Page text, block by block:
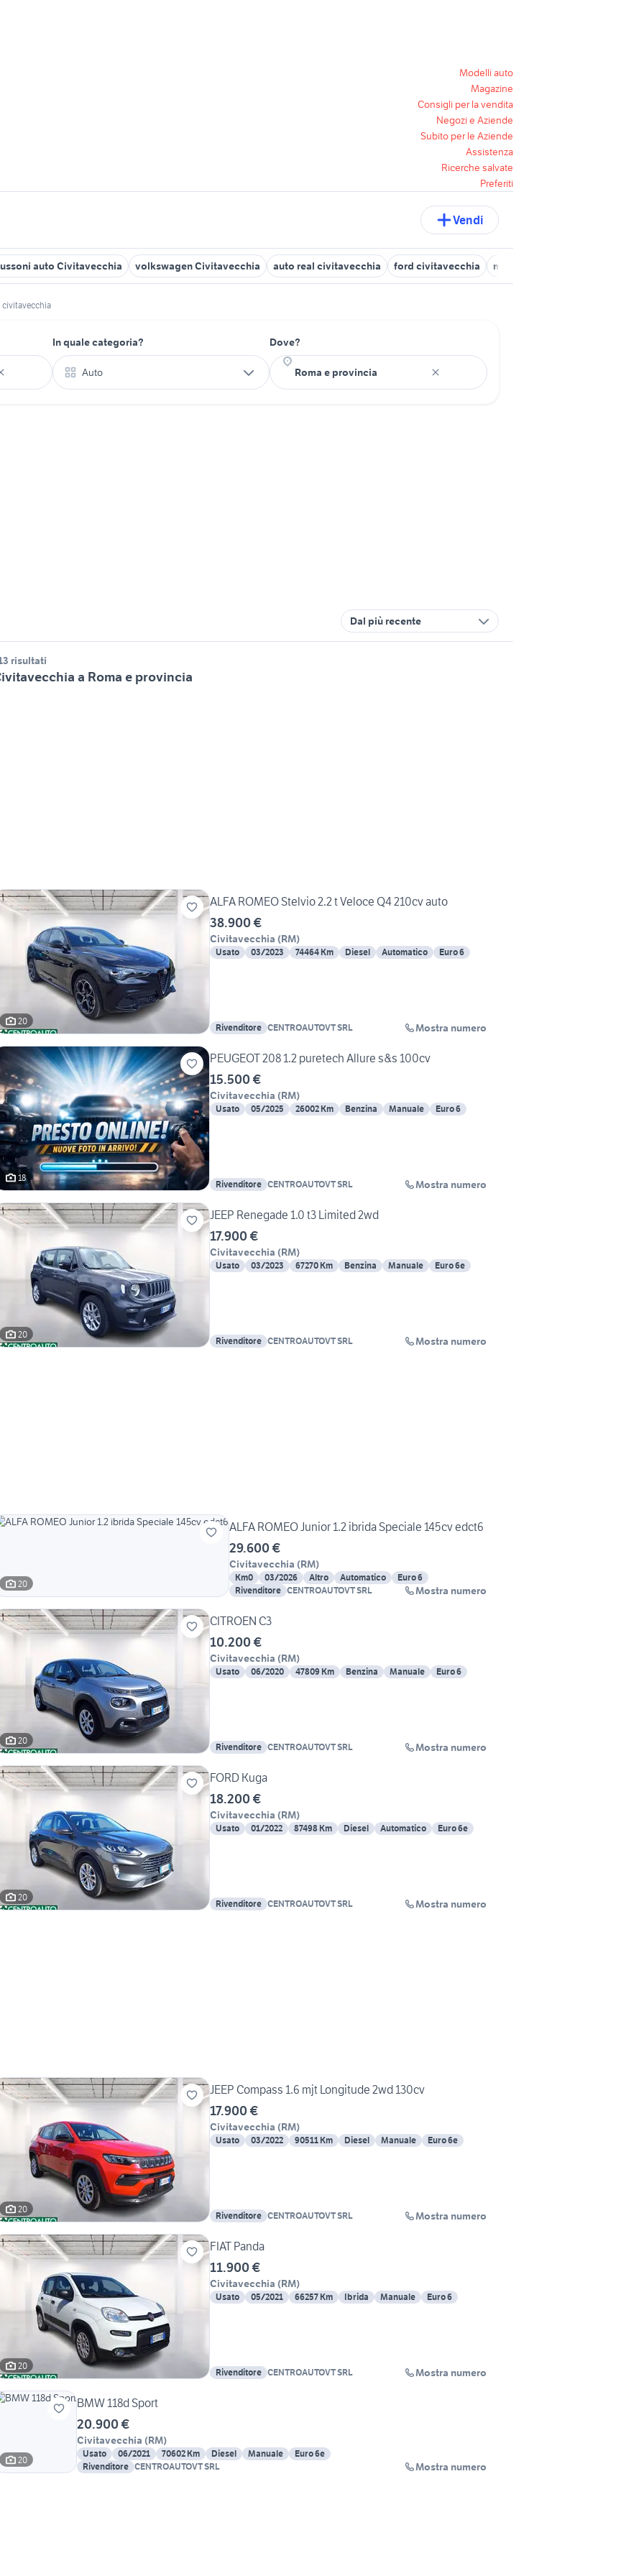
Modelli auto
Magazine
Consigli per la vendita
Negozi e Aziende
Subito per le Aziende
Assistenza
Ricerche salvate
Preferiti
Vendi
auto Civitavecchia volkswagen Civitavecchia auto real civitavecchia ford civitavecchia mussoni civitavecchia
civitavecchia
In quale categoria?
Auto
Dove?
Dal più recente
risultati
a Roma e provincia
20
ALFA ROMEO Stelvio 2.2 t Veloce Q4 210cv auto
38.900 €
Civitavecchia (RM)
Usato 03/2023 74464 Km Diesel Automatico Euro 6
Rivenditore CENTROAUTOVT SRL Mostra numero
18
PEUGEOT 208 1.2 puretech Allure s&s 100cv
15.500 €
Civitavecchia (RM)
Usato 05/2025 26002 Km Benzina Manuale Euro 6
Rivenditore CENTROAUTOVT SRL Mostra numero
20
JEEP Renegade 1.0 t3 Limited 2wd
17.900 €
Civitavecchia (RM)
Usato 03/2023 67270 Km Benzina Manuale Euro 6e
Rivenditore CENTROAUTOVT SRL Mostra numero
20
ALFA ROMEO Junior 1.2 ibrida Speciale 145cv edct6
29.600 €
Civitavecchia (RM)
Km0 03/2026 Altro Automatico
Euro 6
Rivenditore CENTROAUTOVT SRL Mostra numero
20
CITROEN C3
10.200 €
Civitavecchia (RM)
Usato 06/2020 47809 Km Benzina Manuale Euro 6
Rivenditore CENTROAUTOVT SRL Mostra numero
20
FORD Kuga
18.200 €
Civitavecchia (RM)
Usato 01/2022 87498 Km Diesel Automatico Euro 6e
Rivenditore CENTROAUTOVT SRL Mostra numero
20
JEEP Compass 1.6 mjt Longitude 2wd 130cv
17.900 €
Civitavecchia (RM)
Usato 03/2022 90511 Km Diesel Manuale Euro 6e
Rivenditore CENTROAUTOVT SRL Mostra numero
20
FIAT Panda
11.900 €
Civitavecchia (RM)
Usato 05/2021 66257 Km Ibrida Manuale Euro 6
Rivenditore CENTROAUTOVT SRL Mostra numero
20
BMW 118d Sport
20.900 €
Civitavecchia (RM)
Usato 06/2021 70602 Km Diesel Manuale
Euro 6e
Rivenditore CENTROAUTOVT SRL Mostra numero